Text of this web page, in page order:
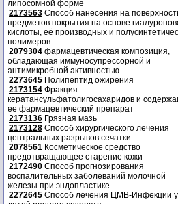
липосомной форме
2173563 Способ нанесения на
предметов покрытия на основе
кислоты, её производных и
полимеров
2079304 фармацевтическая композиция,
обладающая иммуносупрессорной и
антимикробной активностью
2273645 Полипептид ожирения
2173154 Фракция
кератансульфатолигосахаридов и
ее фармацевтический препарат
2173136 Грязная мазь
2173128 Способ хирургического лечения
центральных разрывов сечатки
2078561 Косметическое средство
предотвращающее старение кожи
2172490 Способ прогнозирования
воспалительных заболеваний молочной
железы при эндопластике
2272645 Способ лечения ЦМВ-Инфекции у